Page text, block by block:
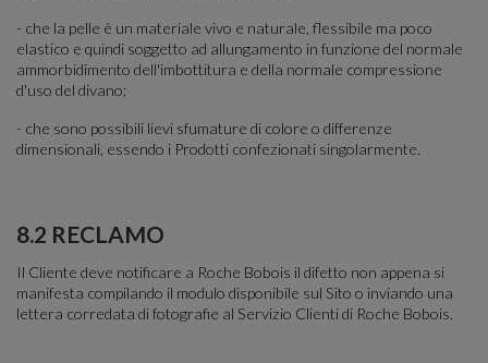
- che la pelle è un materiale vivo e naturale, flessibile ma poco
elastico e quindi soggetto ad allungamento in funzione del normale
ammorbidimento dell'imbottitura e della normale compressione
d'uso del divano;
- che sono possibili lievi sfumature di colore o differenze
dimensionali, essendo i Prodotti confezionati singolarmente.
8.2 RECLAMO
Il Cliente deve notificare a Roche Bobois il difetto non appena si
manifesta compilando il modulo disponibile sul Sito o inviando una
lettera corredata di fotografie al Servizio Clienti di Roche Bobois.